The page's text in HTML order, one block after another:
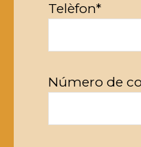
Telèfon*
Número de